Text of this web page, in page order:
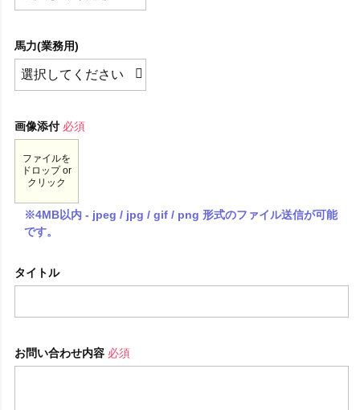
馬力(業務用)
画像添付 必須
ファイルを
ドロップ or
クリック
※4MB以内 - jpeg / jpg / gif / png 形式のファイル送信が可能
です。
タイトル
お問い合わせ内容 必須